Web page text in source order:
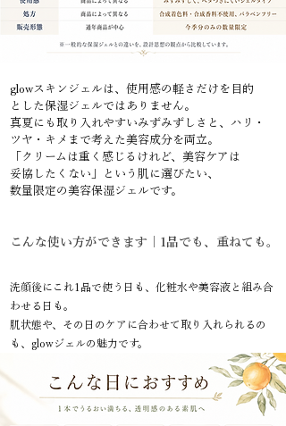
glowスキンジェルは、使用感の軽さだけを目的
とした保湿ジェルではありません。
真夏にも取り入れやすいみずみずしさと、ハリ・
ツヤ・キメまで考えた美容成分を両立。
「クリームは重く感じるけれど、美容ケアは
妥協したくない」
という肌に選びたい、
数量限定の美容保湿ジェルです。
こんな使い方ができます｜1品でも、重ねても。
洗顔後にこれ1品で使う日も、化粧水や美容液と組み合
わせる日も。
肌状態や、その日のケアに合わせて取り入れられるの
も、glowジェルの魅力です。